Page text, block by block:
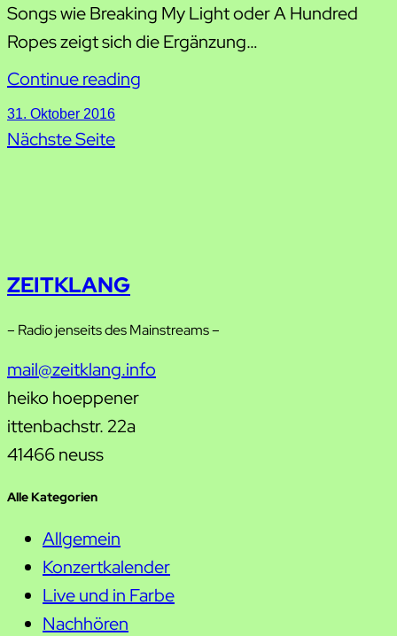
Songs wie Breaking My Light oder A Hundred
Ropes zeigt sich die Ergänzung…
Continue reading
31. Oktober 2016
Nächste Seite
ZEITKLANG
– Radio jenseits des Mainstreams –
mail@zeitklang.info
heiko hoeppener
ittenbachstr. 22a
41466 neuss
Alle Kategorien
Allgemein
Konzertkalender
Live und in Farbe
Nachhören